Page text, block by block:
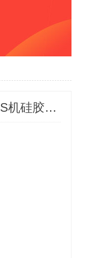
工厂直销 POS机保护套 移动POS机硅胶套 pos机套